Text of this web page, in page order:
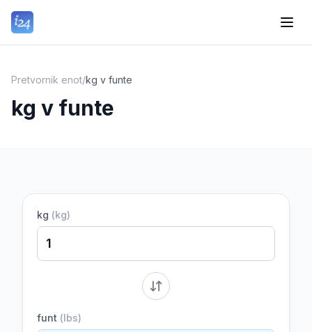
Pretvornik enot/kg v funte
kg v funte
kg (kg)
funt (lbs)